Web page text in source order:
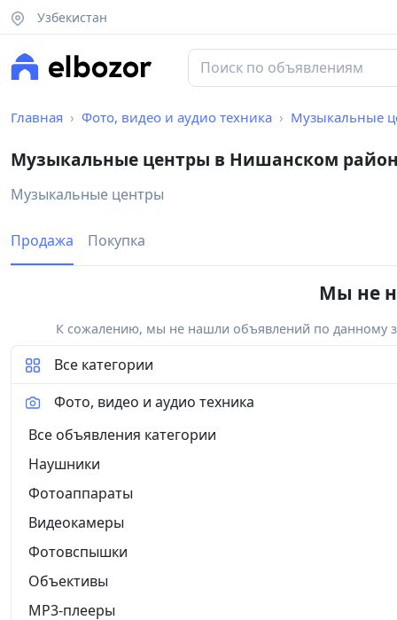
Узбекистан
Главная Фото, видео и аудио техника Музыкальные
Музыкальные центры в Нишанском
Музыкальные центры
Продажа Покупка
Мы не
К сожалению, мы не нашли объявлений по данному
Все категории
Фото, видео и аудио техника
Все объявления категории
Наушники
Фотоаппараты
Видеокамеры
Фотовспышки
Объективы
MP3-плееры